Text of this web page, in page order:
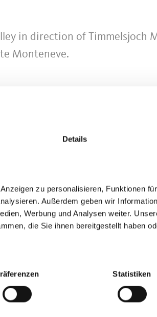
Details
zu personalisieren, Funktionen
Außerdem geben wir
Werbung und Analysen weiter.
die Sie ihnen bereitgestellt haben
Statistiken
in direction of Timmelsjoch
Monteneve.
of the bridge ponte
VOOR U?